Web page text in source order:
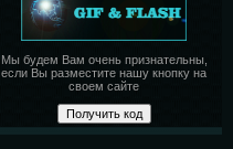
Мы будем Вам очень признательны,
если Вы разместите нашу кнопку на
своем сайте